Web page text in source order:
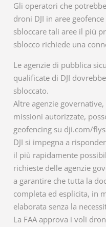
Gli operatori che
droni DJI in aree
sbloccare tali aree il più
sblocco richiede una
Le agenzie di pubblica
qualificate di DJI
sbloccato.
Altre agenzie
missioni autorizzate,
geofencing su dji.com/
DJI si impegna a
il più rapidamente
richieste delle agenzie
a garantire che tutta la
completa ed esplicita, in
elaborata senza la
La FAA approva i voli